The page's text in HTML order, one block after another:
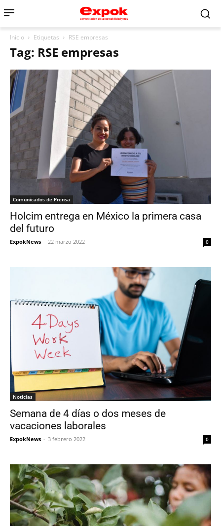
Inicio Etiquetas RSE empresas
Tag: RSE empresas
Comunicados de Prensa
Holcim entrega en México la primera casa
del futuro
ExpokNews - 22 marzo 2022 0
Noticias
Semana de 4 días o dos meses de
vacaciones laborales
ExpokNews - 3 febrero 2022 0